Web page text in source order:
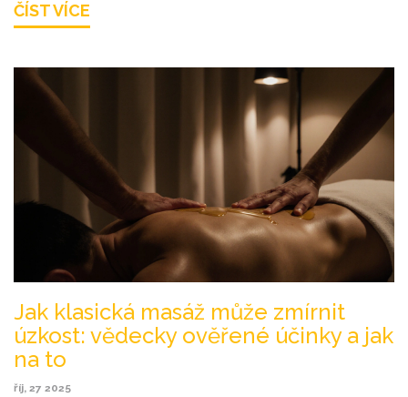
ČÍST VÍCE
Jak klasická masáž může zmírnit
úzkost: vědecky ověřené účinky a jak
na to
říj, 27 2025